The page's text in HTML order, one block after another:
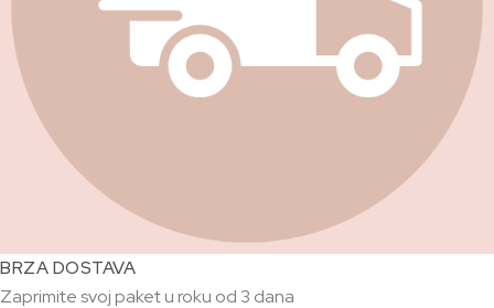
BRZA DOSTAVA
Zaprimite svoj paket u roku od 3 dana